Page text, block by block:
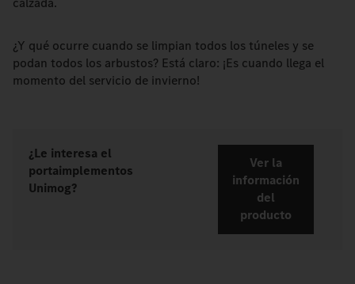
¿Y qué ocurre cuando se limpian todos los túneles y se
podan todos los arbustos? Está claro: ¡Es cuando llega el
momento del servicio de invierno!
¿Le interesa el
portaimplementos
Unimog?
Ver la
información
del
producto